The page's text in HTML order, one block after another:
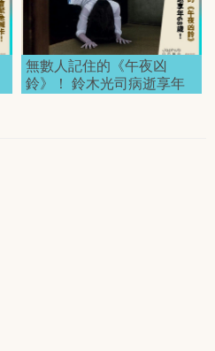
無數人記住的《午夜凶
鈴》！ 鈴木光司病逝享年
68歲！